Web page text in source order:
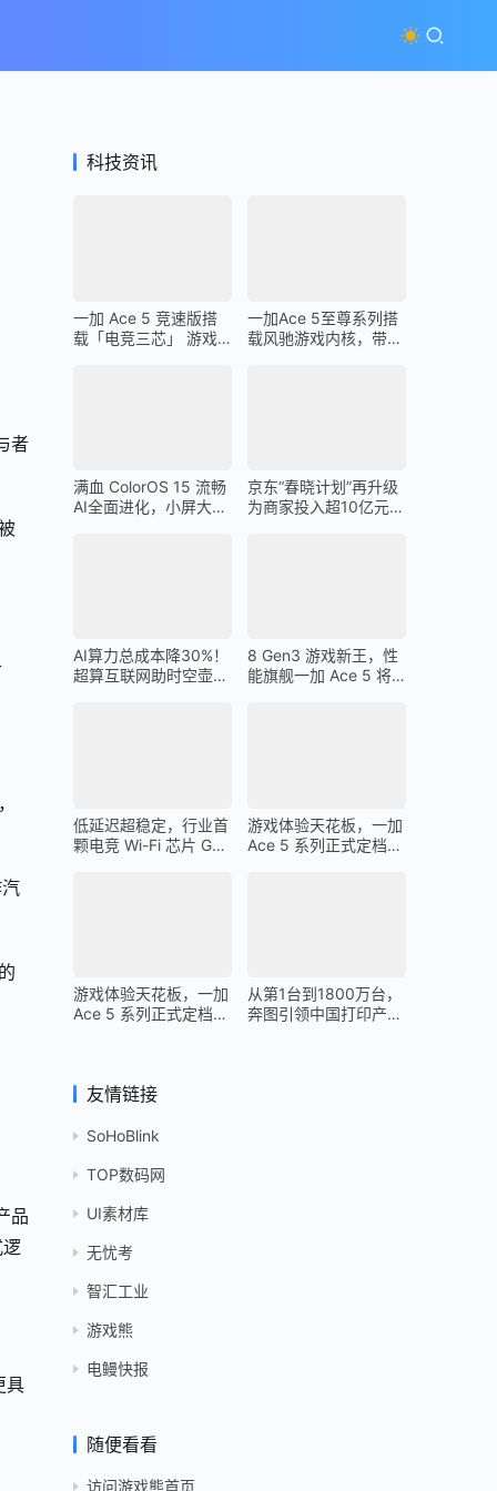
者
品
具
科技资讯
一加 Ace 5 竞速版搭
载「电竞三芯」 游戏
一加Ace 5至尊系列搭
载风驰游戏内核，带来
满血 ColorOS 15 流畅
AI全面进化，小屏大魔
京东“春晓计划”再升级
为商家投入超10亿元广
AI算力总成本降30%！
超算互联网助时空壶高
8 Gen3 游戏新王，性
能旗舰一加 Ace 5 将
低延迟超稳定，行业首
颗电竞 Wi-Fi 芯片 G1
游戏体验天花板，一加
Ace 5 系列正式定档
游戏体验天花板，一加
Ace 5 系列正式定档
从第1台到1800万台，
奔图引领中国打印产业
友情链接
SoHoBlink
TOP数码网
UI素材库
无忧考
智汇工业
游戏熊
电鳗快报
随便看看
访问游戏熊首页